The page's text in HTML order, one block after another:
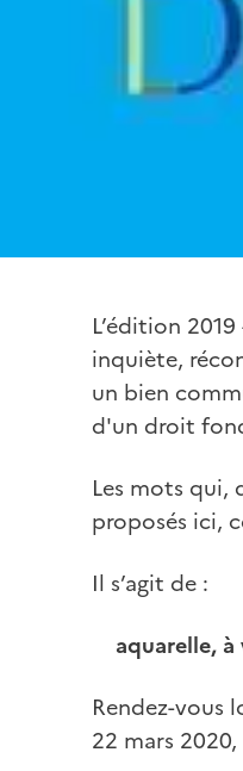
L’édition
inquiète,
un bien
d'un droit
Les mots qui,
proposés ici,
Il s’agit de :
aquarelle,
Rendez-vous
22 mars